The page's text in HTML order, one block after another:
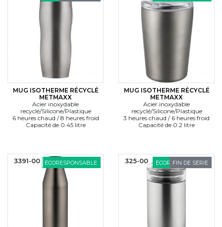
MUG ISOTHERME RÉCYCLÉ
METMAXX
Acier inoxydable
recyclé/Silicone/Plastique
6 heures chaud / 8 heures froid
Capacité de 0.45 litre
MUG ISOTHERME RÉCYCLÉ
METMAXX
Acier inoxydable
recyclé/Silicone/Plastique
3 heures chaud / 6 heures froid
Capacité de 0.2 litre
ÉCORESPONSABLE
3391-00 ÉCORESPONSABLE
FIN DE SÉRIE
325-00